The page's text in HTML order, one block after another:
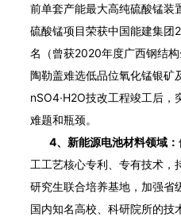
前单套产能最大高纯硫酸锰
硫酸锰项目荣获中国能建集团
名（曾获2020年度广西钢结
陶勒盖难选低品位氧化锰银
nSO4·H2O技改工程竣工后
难题和瓶颈。
4、新能源电池材料领域：
工工艺核心专利、专有技术
研究生联合培养基地，加强
国内知名高校、科研院所